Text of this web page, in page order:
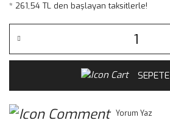
* 261,54 TL den başlayan taksitlerle!
Yorum Yaz